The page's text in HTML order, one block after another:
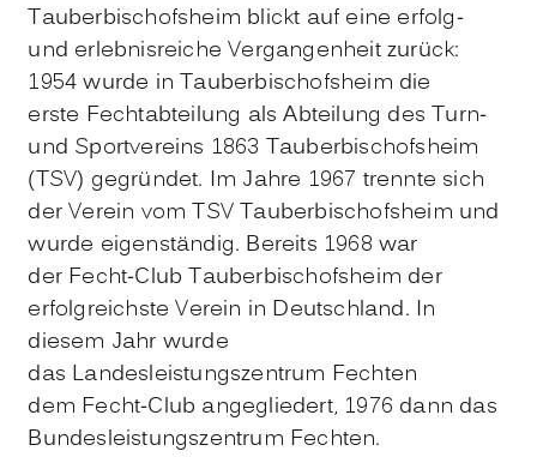
Tauberbischofsheim blickt auf eine erfolg-
und erlebnisreiche Vergangenheit zurück:
1954 wurde in Tauberbischofsheim die
erste Fechtabteilung als Abteilung des Turn-
und Sportvereins 1863 Tauberbischofsheim
(TSV) gegründet. Im Jahre 1967 trennte sich
der Verein vom TSV Tauberbischofsheim und
wurde eigenständig. Bereits 1968 war
der Fecht-Club Tauberbischofsheim der
erfolgreichste Verein in Deutschland. In
diesem Jahr wurde
das Landesleistungszentrum Fechten
dem Fecht-Club angegliedert, 1976 dann das
Bundesleistungszentrum Fechten.